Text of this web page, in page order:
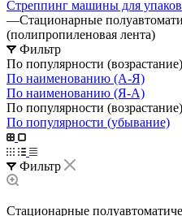
Стреппинг машины для
—Стационарные
(полипропиленовая лента)
Фильтр
По популярности (возрастание)
По наименованию (А-Я)
По наименованию (Я-А)
По популярности (возрастание)
По популярности (убывание)
Фильтр
Стационарные